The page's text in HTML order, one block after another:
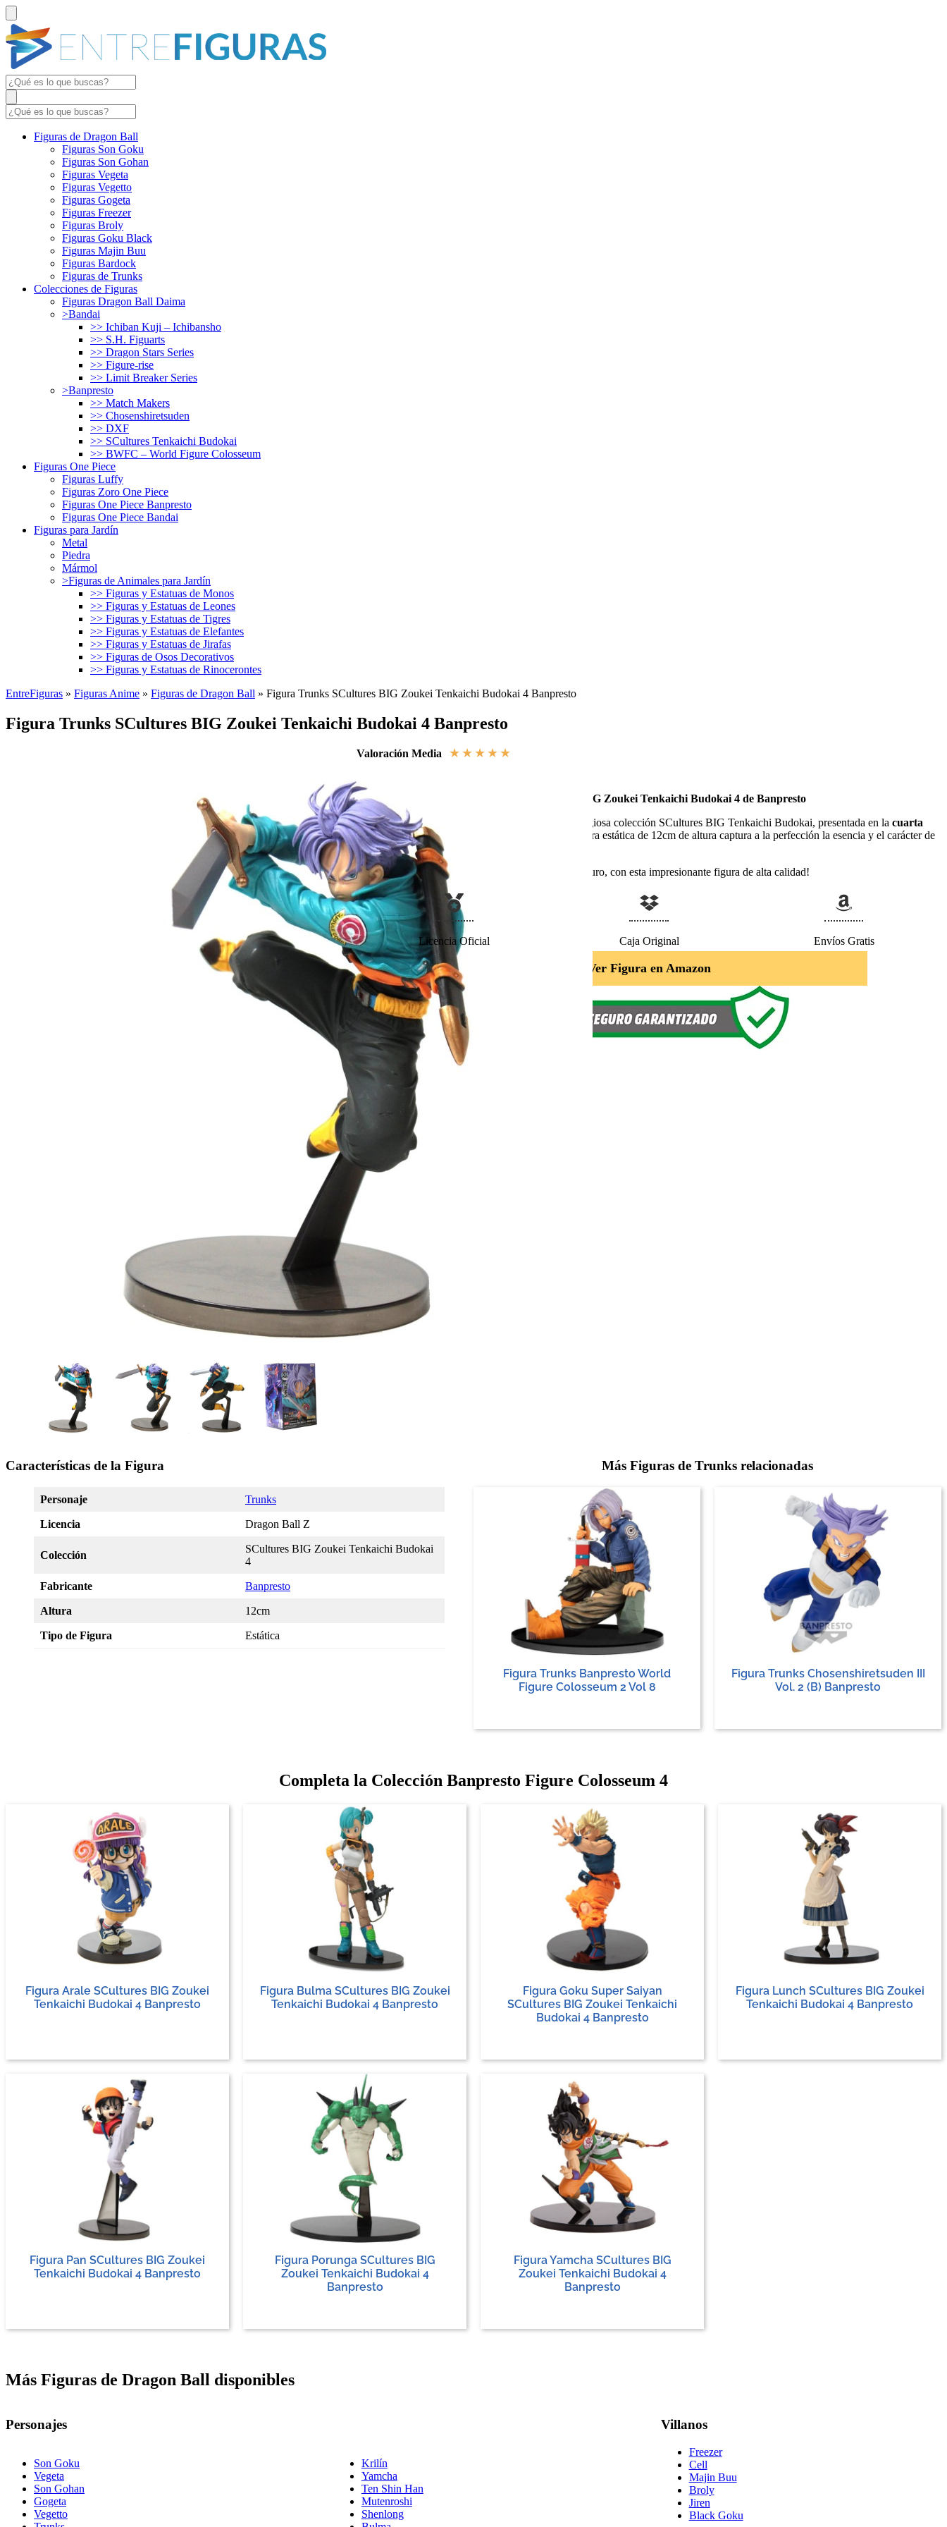
Figuras de Dragon Ball
Figuras Son Goku
Figuras Son Gohan
Figuras Vegeta
Figuras Vegetto
Figuras Gogeta
Figuras Freezer
Figuras Broly
Figuras Goku Black
Figuras Majin Buu
Figuras Bardock
Figuras de Trunks
Colecciones de Figuras
Figuras Dragon Ball Daima
>Bandai
>> Ichiban Kuji – Ichibansho
>> S.H. Figuarts
>> Dragon Stars Series
>> Figure-rise
>> Limit Breaker Series
>Banpresto
>> Match Makers
>> Chosenshiretsuden
>> DXF
>> SCultures Tenkaichi Budokai
>> BWFC – World Figure Colosseum
Figuras One Piece
Figuras Luffy
Figuras Zoro One Piece
Figuras One Piece Banpresto
Figuras One Piece Bandai
Figuras para Jardín
Metal
Piedra
Mármol
>Figuras de Animales para Jardín
>> Figuras y Estatuas de Monos
>> Figuras y Estatuas de Leones
>> Figuras y Estatuas de Tigres
>> Figuras y Estatuas de Elefantes
>> Figuras y Estatuas de Jirafas
>> Figuras de Osos Decorativos
>> Figuras y Estatuas de Rinocerontes
EntreFiguras » Figuras Anime » Figuras de Dragon Ball » Figura Trunks SCultures BIG Zoukei Tenkaichi Budokai 4 Banpresto
Figura Trunks SCultures BIG Zoukei Tenkaichi Budokai 4 Banpresto
Valoración Media ★ ★ ★ ★ ★
Figura de Trunks para la Colección SCultures BIG Zoukei Tenkaichi Budokai 4 de Banpresto
Con licencia oficial de Banpresto y parte de la prestigiosa colección SCultures BIG Tenkaichi Budokai, presentada en lacuarta
edición del Banpresto Figure Colosseum
, esta figura estática de 12cm de altura captura a la perfección la esencia y el carácter de
Trunks.
¡Lleva a tu casa a Trunks, el valiente guerrero del futuro, con esta impresionante figura de alta calidad!
Licencia Oficial Caja Original Envíos Gratis
Ver Figura en Amazon
Características de la Figura
Personaje Trunks
Licencia Dragon Ball Z
Colección
SCultures BIG Zoukei Tenkaichi Budokai
4
Fabricante Banpresto
Altura 12cm
Tipo de Figura Estática
Más Figuras de Trunks relacionadas
Figura Trunks Banpresto World
Figure Colosseum 2 Vol 8
Figura Trunks Chosenshiretsuden III
Vol. 2 (B) Banpresto
Completa la Colección Banpresto Figure Colosseum 4
Figura Arale SCultures BIG Zoukei
Tenkaichi Budokai 4 Banpresto
Figura Bulma SCultures BIG Zoukei
Tenkaichi Budokai 4 Banpresto
Figura Goku Super Saiyan
SCultures BIG Zoukei Tenkaichi
Budokai 4 Banpresto
Figura Lunch SCultures BIG Zoukei
Tenkaichi Budokai 4 Banpresto
Figura Pan SCultures BIG Zoukei
Tenkaichi Budokai 4 Banpresto
Figura Porunga SCultures BIG
Zoukei Tenkaichi Budokai 4
Banpresto
Figura Yamcha SCultures BIG
Zoukei Tenkaichi Budokai 4
Banpresto
Más Figuras de Dragon Ball disponibles
Personajes
Son Goku
Vegeta
Son Gohan
Gogeta
Vegetto
Krilín
Yamcha
Ten Shin Han
Mutenroshi
Shenlong
Villanos
Freezer
Cell
Majin Buu
Broly
Jiren
Black Goku